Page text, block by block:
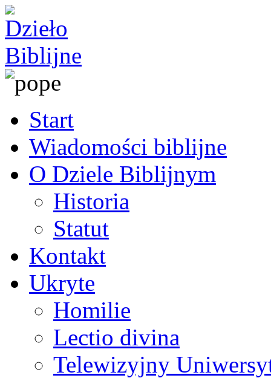
Start
Wiadomości biblijne
O Dziele Biblijnym
Historia
Statut
Kontakt
Ukryte
Homilie
Lectio divina
Telewizyjny